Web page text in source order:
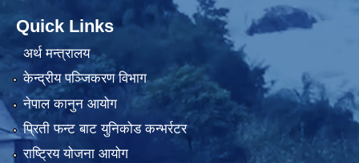
Quick Links
अर्थ मन्त्रालय
केन्द्रीय पञ्जिकरण विभाग
नेपाल कानुन आयोग
प्रिती फन्ट बाट युनिकोड कन्भर्रटर
राष्ट्रिय योजना आयोग